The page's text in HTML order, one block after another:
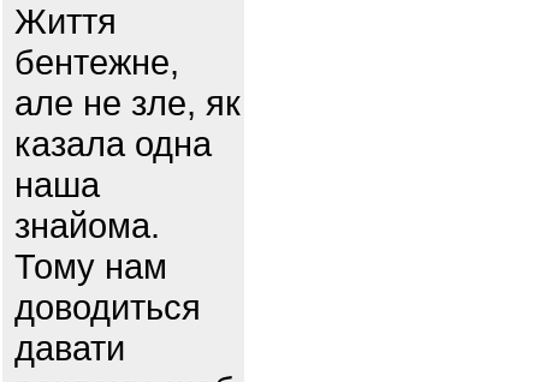
Життя
бентежне,
але не зле, як
казала одна
наша
знайома.
Тому нам
доводиться
давати